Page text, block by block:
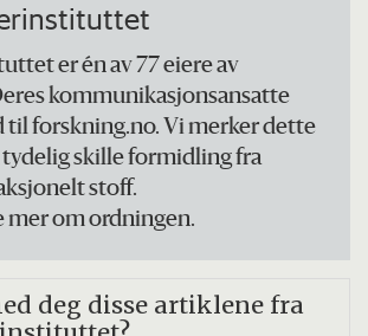
er én av 77 eiere av
kommunikasjonsansatte
til forskning.no. Vi merker dette
skille formidling fra
stoff.
mer om ordningen.
deg disse artiklene fra